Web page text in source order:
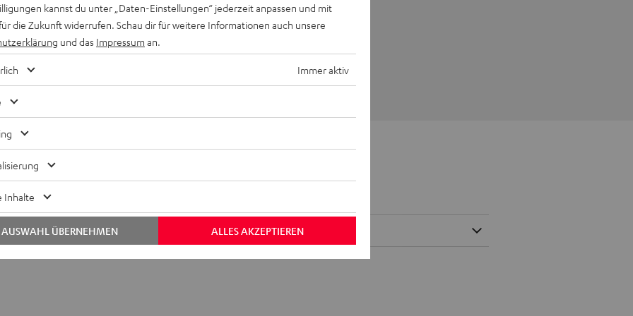
kannst du unter „Daten-Einstellungen“ jederzeit anpassen und mit
die Zukunft widerrufen. Schau dir für weitere Informationen auch unsere
und das Impressum an.
Immer aktiv
Inhalte
ALLES AKZEPTIEREN
AUSWAHL ÜBERNEHMEN